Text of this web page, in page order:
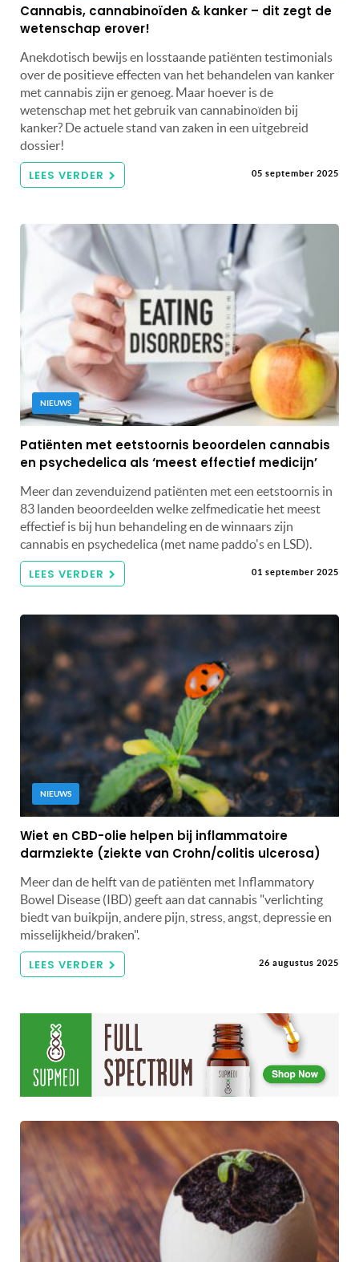
Cannabis, cannabinoïden & kanker – dit zegt de
wetenschap erover!
Anekdotisch bewijs en losstaande patiënten testimonials
over de positieve effecten van het behandelen van kanker
met cannabis zijn er genoeg. Maar hoever is de
wetenschap met het gebruik van cannabinoïden bij
kanker? De actuele stand van zaken in een uitgebreid
dossier!
LEES VERDER 05 september 2025
NIEUWS
Patiënten met eetstoornis beoordelen cannabis
en psychedelica als ‘meest effectief medicijn’
Meer dan zevenduizend patiënten met een eetstoornis in
83 landen beoordeelden welke zelfmedicatie het meest
effectief is bij hun behandeling en de winnaars zijn
cannabis en psychedelica (met name paddo's en LSD).
LEES VERDER 01 september 2025
NIEUWS
Wiet en CBD-olie helpen bij inflammatoire
darmziekte (ziekte van Crohn/colitis ulcerosa)
Meer dan de helft van de patiënten met Inflammatory
Bowel Disease (IBD) geeft aan dat cannabis "verlichting
biedt van buikpijn, andere pijn, stress, angst, depressie en
misselijkheid/braken".
LEES VERDER 26 augustus 2025